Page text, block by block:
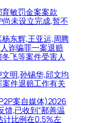
敏罚金案案款
尚未设立完成,暂不
东辉,王亚运,周腾
诈骗罪一案退赔
飞等案件受害人
明,孙锡华,邱文均
件退赔工作有关
案自媒体)2026
馈,已收到“鄯善温
计比例在0.5%左